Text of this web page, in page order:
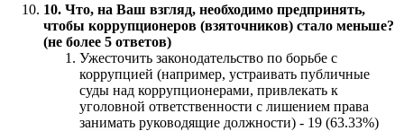
10. Что, на Ваш взгляд, необходимо предпринять,
чтобы коррупционеров (взяточников) стало меньше?
(не более 5 ответов)
Ужесточить законодательство по борьбе с
коррупцией (например, устраивать публичные
суды над коррупционерами, привлекать к
уголовной ответственности с лишением права
занимать руководящие должности) - 19 (63.33%)